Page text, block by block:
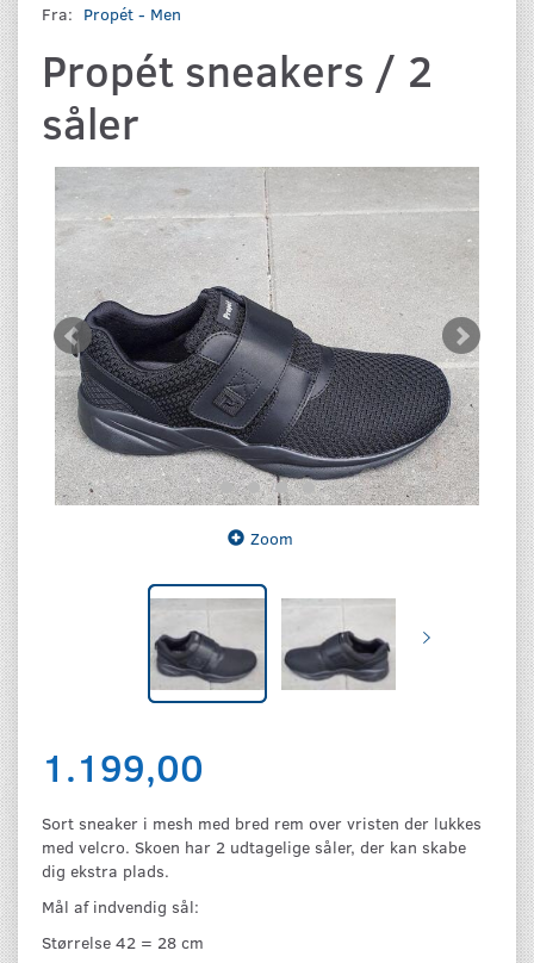
Fra: Propét - Men
Propét sneakers / 2
såler
Zoom
1.199,00
Sort sneaker i mesh med bred rem over vristen der lukkes
med velcro. Skoen har 2 udtagelige såler, der kan skabe
dig ekstra plads.
Mål af indvendig sål:
Størrelse 42 = 28 cm